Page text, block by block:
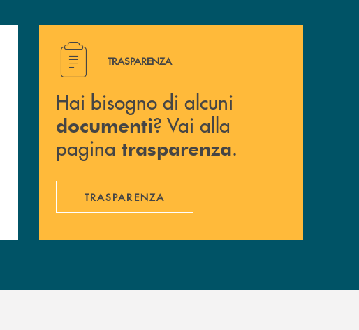
Hai bisogno di alcuni documenti ? Vai alla pagina
TRASPARENZA
Hai bisogno di alcuni
documenti? Vai alla
pagina trasparenza.
TRASPARENZA